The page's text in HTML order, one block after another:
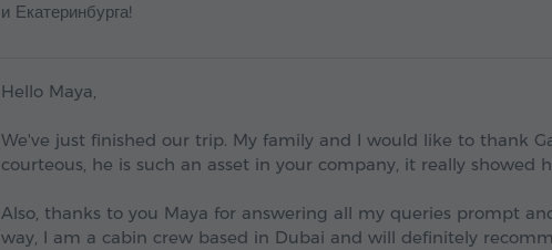
и Екатеринбурга!
Hello Maya,
We've just finished our trip. My family and I would like to thank
courteous, he is such an asset in your company, it really showed
Also, thanks to you Maya for answering all my queries prompt
way, I am a cabin crew based in Dubai and will definitely